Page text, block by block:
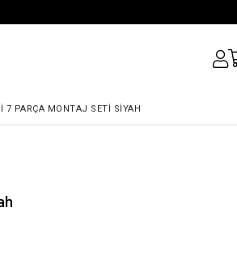
7 PARÇA MONTAJ SETI SIYAH